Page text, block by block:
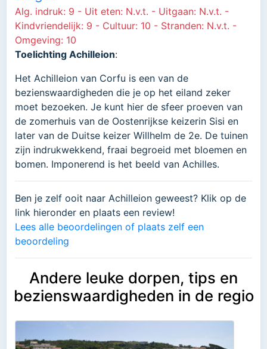
Alg. indruk: 9 - Uit eten: N.v.t. - Uitgaan: N.v.t. -
Kindvriendelijk: 9 - Cultuur: 10 - Stranden: N.v.t. -
Omgeving: 10
Toelichting Achilleion:
Het Achilleion van Corfu is een van de
bezienswaardigheden die je op het eiland zeker
moet bezoeken. Je kunt hier de sfeer proeven van
de zomerhuis van de Oostenrijkse keizerin Sisi en
later van de Duitse keizer Willhelm de 2e. De tuinen
zijn indrukwekkend, fraai begroeid met bloemen en
bomen. Imponerend is het beeld van Achilles.
Ben je zelf ooit naar Achilleion geweest? Klik op de
link hieronder en plaats een review!
Lees alle beoordelingen of plaats zelf een
beoordeling
Andere leuke dorpen, tips en
bezienswaardigheden in de regio